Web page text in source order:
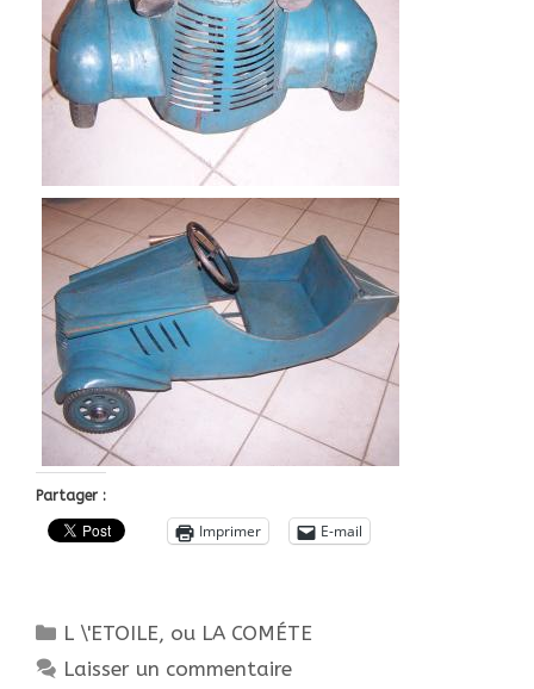
Partager :
Imprimer E-mail
Catégories
L \'ETOILE, ou LA COMÉTE
Laisser un commentaire